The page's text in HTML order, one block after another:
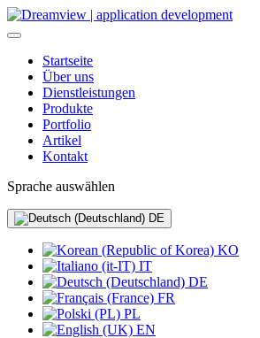
Startseite
Über uns
Dienstleistungen
Produkte
Portfolio
Artikel
Kontakt
Sprache auswählen
DE
KO
IT
DE
FR
PL
EN